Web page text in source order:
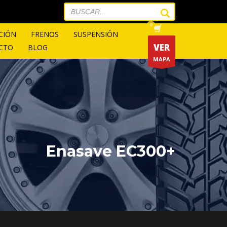
FRENOS
SUSPENSIÓN
BLOG VER
MAPA
Enasave EC300+